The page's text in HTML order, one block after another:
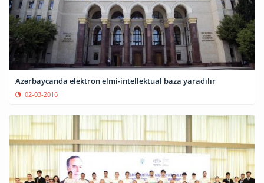
Azərbaycanda elektron elmi-intellektual baza yaradılır
02-03-2016